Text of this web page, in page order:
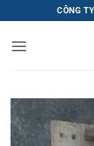
qua
nội
CÔNG